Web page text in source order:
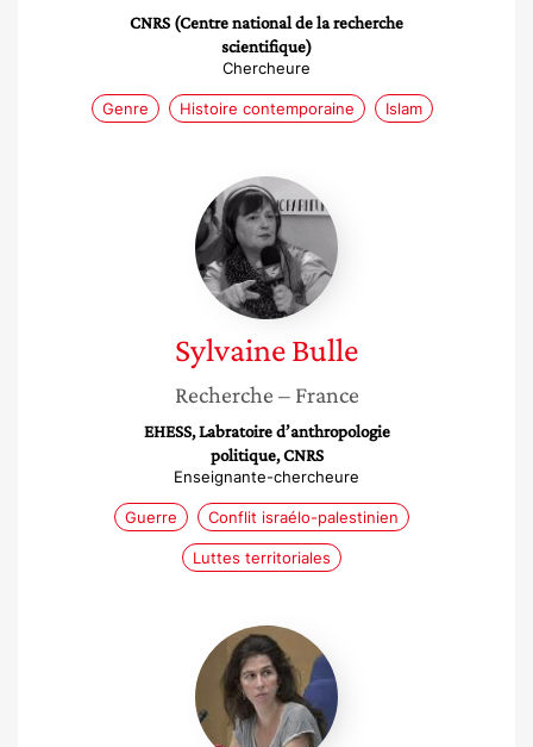
CNRS (Centre national de la recherche
scientifique)
Chercheure
Genre Histoire contemporaine Islam
Sylvaine
Bulle
SylvaineBulle
Recherche – France
EHESS, Labratoire d’anthropologie
politique, CNRS
Enseignante-chercheure
Guerre Conflit israélo-palestinien
Luttes territoriales
Laetitia
Bucaille